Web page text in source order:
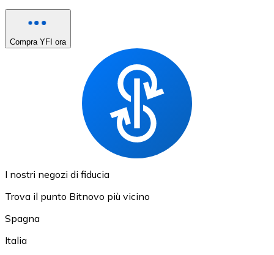
Compra YFI ora
I nostri negozi di fiducia
Trova il punto Bitnovo più vicino
Spagna
Italia